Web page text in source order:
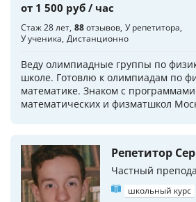
от 1 500 руб / час
Стаж 28 лет 88отзывов У репетитора
У ученика Дистанционно
Веду олимпиадные группы по
школе. Готовлю к олимпиадам по
математике. Знаком с
математических и физматшкол
Репетитор
Частный
школьный курс